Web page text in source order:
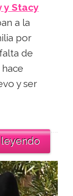
y Stacy
a la
por
de
y ser